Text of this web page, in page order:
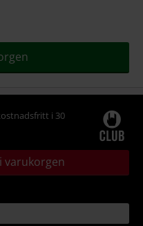
i 30
varukorgen